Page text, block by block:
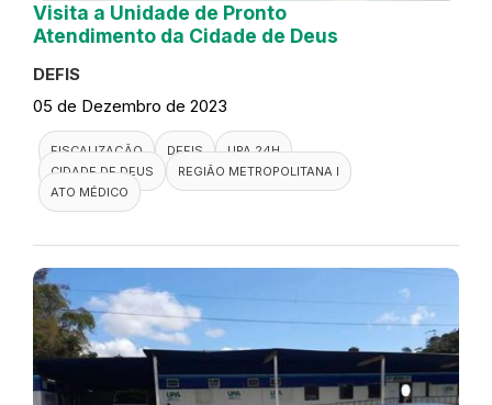
Visita a Unidade de Pronto
Atendimento da Cidade de Deus
DEFIS
05 de Dezembro de 2023
FISCALIZAÇÃO DEFIS
UPA 24H
CIDADE DE DEUS
REGIÃO METROPOLITANA I
ATO MÉDICO